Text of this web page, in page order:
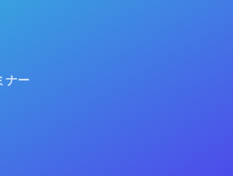
ナー